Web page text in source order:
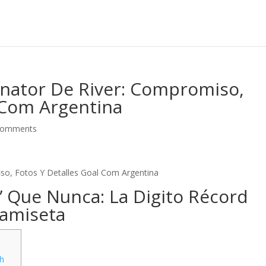
De River: Compromiso,
Argentina
Fotos Y Detalles Goal Com Argentina
Que Nunca: La Digito Récord